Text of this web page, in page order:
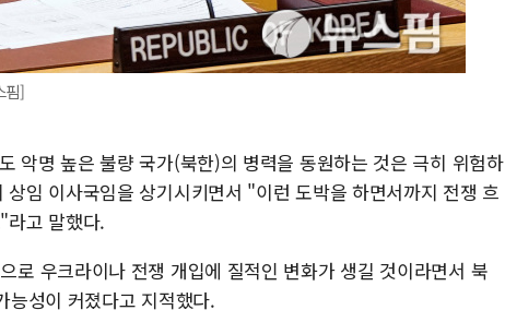
핌]
악명 높은 불량 국가(북한)의 병력을 동원하는 것은 극히 위험하
임 이사국임을 상기시키면서 "이런 도박을 하면서까지 전쟁 흐
라고 말했다.
로 우크라이나 전쟁 개입에 질적인 변화가 생길 것이라면서 북
성이 커졌다고 지적했다.